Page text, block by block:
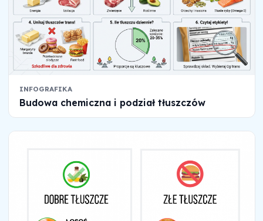
INFOGRAFIKA
Budowa chemiczna i podział tłuszczów